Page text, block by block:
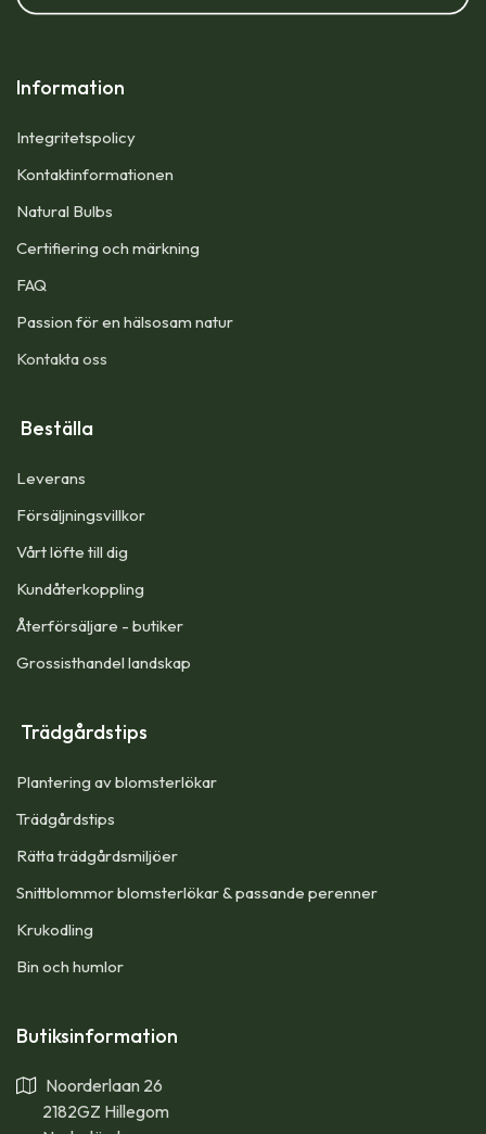
Information
Integritetspolicy
Kontaktinformationen
Natural Bulbs
Certifiering och märkning
FAQ
Passion för en hälsosam natur
Kontakta oss
Beställa
Leverans
Försäljningsvillkor
Vårt löfte till dig​
Kundåterkoppling
Återförsäljare - butiker
Grossisthandel landskap
Trädgårdstips
Plantering av blomsterlökar
Trädgårdstips
Rätta trädgårdsmiljöer
Snittblommor blomsterlökar & passande perenner
Krukodling
Bin och humlor
Butiksinformation
Noorderlaan 26
2182GZ Hillegom